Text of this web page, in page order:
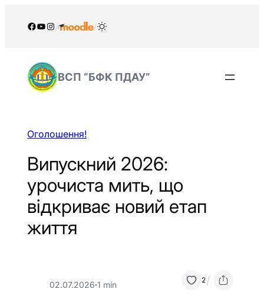
Facebook
YouTube
Instagram
/ /
ВСП “БФК ПДАУ”
Оголошення!
Випускний 2026:
урочиста мить, що
відкриває новий етап
життя
02.07.2026·1 min 2/